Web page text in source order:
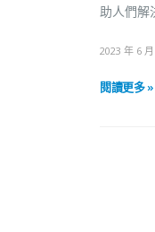
助人們解
2023 年 6
閱讀更多 »